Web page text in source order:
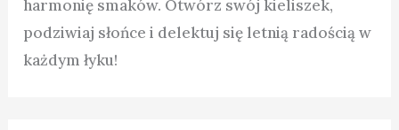
harmonię smaków. Otwórz swój kieliszek,
podziwiaj słońce i delektuj się letnią radością w
każdym łyku!